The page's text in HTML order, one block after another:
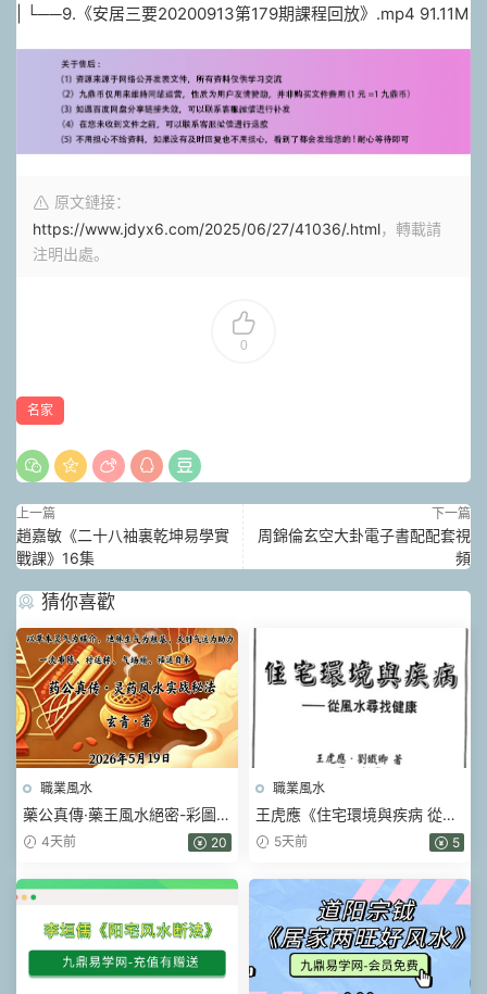
| └──9.《安居三要20200913第179期課程回放》.mp4 91.11M
原文鏈接：
https://www.jdyx6.com/2025/06/27/41036/.html，轉載請
注明出處。
0
名家
上一篇
趙嘉敏《二十八袖裏乾坤易學實
戰課》16集
下一篇
周錦倫玄空大卦電子書配配套視
頻
猜你喜歡
職業風水
藥公真傳·藥王風水絕密-彩圖原
版-玄青.pdf 202頁
4天前 20
職業風水
王虎應《住宅環境與疾病 從風
水尋找健康》428頁.pdf
5天前 5